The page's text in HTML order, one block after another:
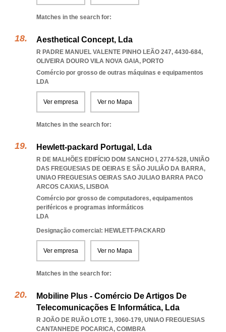
Matches in the search for:
Aesthetical Concept, Lda
R PADRE MANUEL VALENTE PINHO LEÃO 247, 4430-684,
OLIVEIRA DOURO VILA NOVA GAIA, PORTO
Comércio por grosso de outras máquinas e equipamentos
LDA
Ver empresa Ver no Mapa
Matches in the search for:
Hewlett-packard Portugal, Lda
R DE MALHÕES EDIFÍCIO DOM SANCHO I, 2774-528, UNIÃO
DAS FREGUESIAS DE OEIRAS E SÃO JULIÃO DA BARRA,
UNIAO FREGUESIAS OEIRAS SAO JULIAO BARRA PACO
ARCOS CAXIAS, LISBOA
Comércio por grosso de computadores, equipamentos
periféricos e programas informáticos
LDA
Designação comercial: HEWLETT-PACKARD
Ver empresa Ver no Mapa
Matches in the search for:
Mobiline Plus - Comércio De Artigos De
Telecomunicações E Informática, Lda
R JOÃO DE RUÃO LOTE 1, 3060-179, UNIAO FREGUESIAS
CANTANHEDE POCARICA, COIMBRA